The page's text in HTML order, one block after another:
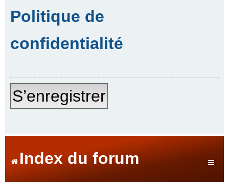
Politique de
confidentialité
S’enregistrer
Index du forum